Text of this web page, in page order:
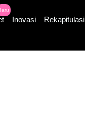
Inovasi Rekapitulasi